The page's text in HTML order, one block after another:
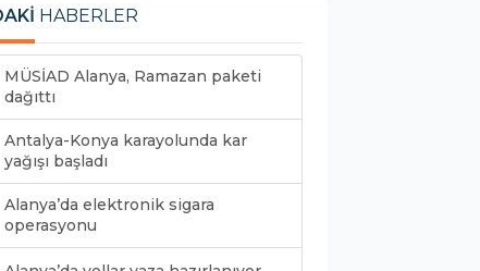
HABERLER
MÜSİAD Alanya, Ramazan paketi
dağıttı
Antalya-Konya karayolunda kar
yağışı başladı
Alanya’da elektronik sigara
operasyonu